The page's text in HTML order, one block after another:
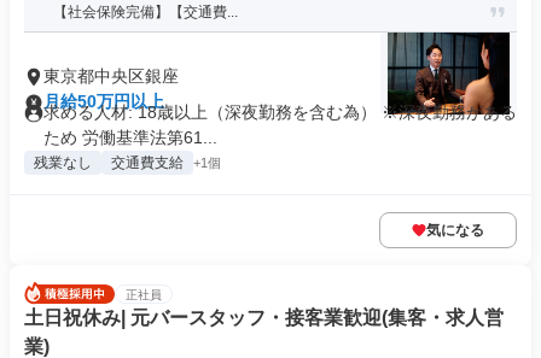
【社会保険完備】【交通費...
東京都中央区銀座
月給50万円以上
求める人材: 18歳以上（深夜勤務を含む為） ※深夜勤務がある
ため 労働基準法第61...
残業なし 交通費支給 +1個
気になる
正社員
土日祝休み| 元バースタッフ・接客業歓迎(集客・求人営
業)